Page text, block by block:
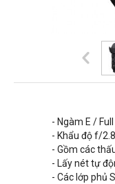
- Ngàm E /
- Khẩu độ f/
- Gồm các
- Lấy nét tự
- Các lớp phủ